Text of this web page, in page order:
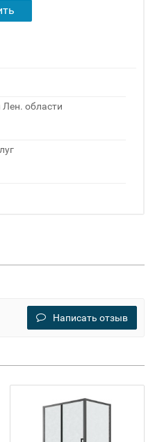
области
Написать отзыв